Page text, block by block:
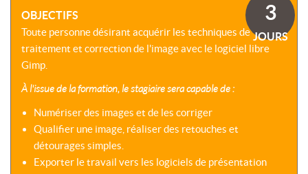
DÉVELOPPEMENT
CPF
ACCORD
VIRTUELLES
COACHING
SÉMINAIRES
BLENDED
MULTI-
MODALES
MALLETTE
NOUS
PRÉSENTATION
DÉMARCHE
NOS
ÉQUIPES
ACTIONS
COLLECTIVES
OBJECTIFS
Toute personne désirant acquérir les techniques de
traitement et correction de l'image avec le logiciel libre
Gimp.
À l'issue de la formation, le stagiaire sera capable de :
Numériser des images et de les corriger
Qualifier une image, réaliser des retouches et
détourages simples.
Exporter le travail vers les logiciels de présentation
3
JOURS